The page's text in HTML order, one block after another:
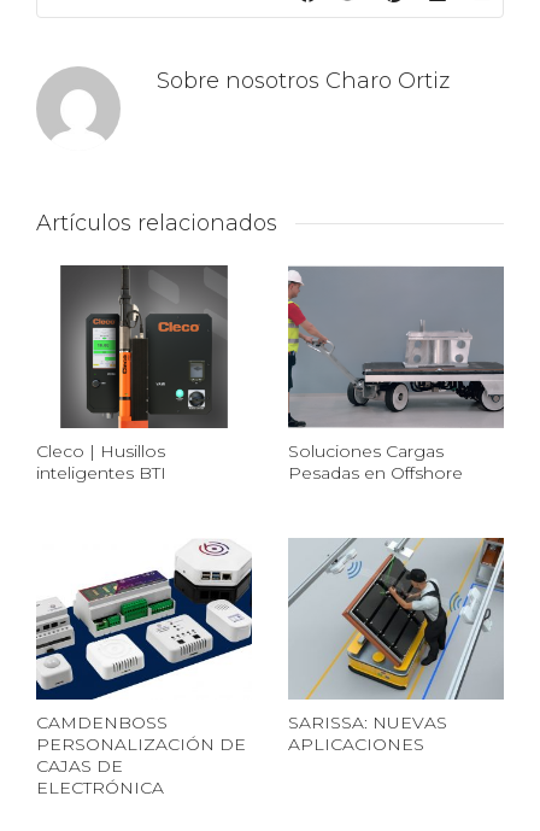
Sobre nosotros Charo Ortiz
Artículos relacionados
Cleco | Husillos
inteligentes BTI
Soluciones Cargas
Pesadas en Offshore
CAMDENBOSS
PERSONALIZACIÓN DE
CAJAS DE
ELECTRÓNICA
SARISSA: NUEVAS
APLICACIONES